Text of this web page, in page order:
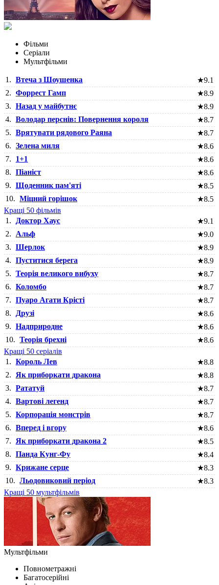
Фільми
Серіали
Мультфільми
1. Втеча з Шоушенка ★9.1
2. Форрест Гамп ★8.9
3. Назад у майбутнє ★8.9
4. Володар перснів: Повернення короля ★8.7
5. Врятувати рядового Раяна ★8.7
6. Зелена миля ★8.6
7.
1+1 ★8.6
8. Піаніст ★8.6
9. Щоденник пам'яті ★8.5
10. Міцний горішок ★8.5
Кращі 50 фільмів
1.
Доктор Хаус ★9.1
2.
Альф ★9.0
3. Шерлок ★8.9
4. Пуститися берега ★8.9
5. Теорія великого вибуху ★8.7
6. Коломбо ★8.7
7. Пуаро Агати Крісті ★8.7
8.
Друзі ★8.6
9. Надприродне ★8.6
10. Теорія брехні ★8.6
Кращі 50 серіалів
1. Король Лев ★8.8
2.
Як приборкати дракона ★8.8
3. Рататуй ★8.7
4. Вартові легенд ★8.7
5. Корпорація монстрів ★8.7
6. Вперед і вгору ★8.6
7.
Як приборкати дракона 2 ★8.5
8. Панда Кунг-Фу ★8.4
9. Крижане серце ★8.3
10. Льодовиковий період ★8.3
Кращі 50 мультфільмів
Мультфільми
Повнометражні
Багатосерійні